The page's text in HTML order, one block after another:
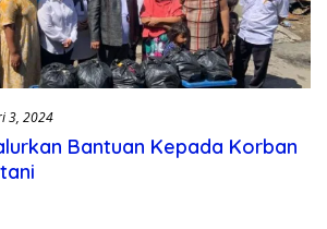
3, 2024
Bantuan Kepada Korban